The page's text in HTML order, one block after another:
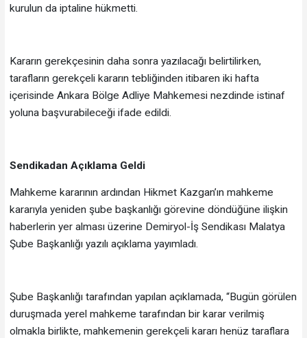
kurulun da iptaline hükmetti.
Kararın gerekçesinin daha sonra yazılacağı belirtilirken,
tarafların gerekçeli kararın tebliğinden itibaren iki hafta
içerisinde Ankara Bölge Adliye Mahkemesi nezdinde istinaf
yoluna başvurabileceği ifade edildi.
Sendikadan Açıklama Geldi
Mahkeme kararının ardından Hikmet Kazgan’ın mahkeme
kararıyla yeniden şube başkanlığı görevine döndüğüne ilişkin
haberlerin yer alması üzerine Demiryol-İş Sendikası Malatya
Şube Başkanlığı yazılı açıklama yayımladı.
Şube Başkanlığı tarafından yapılan açıklamada, “Bugün görülen
duruşmada yerel mahkeme tarafından bir karar verilmiş
olmakla birlikte, mahkemenin gerekçeli kararı henüz taraflara